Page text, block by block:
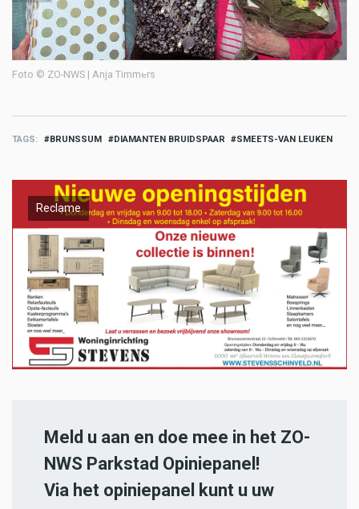
Foto © ZO-NWS | Anja Timmers
TAGS BRUNSSUM DIAMANTEN BRUIDSPAAR SMEETS-VAN LEUKEN
Reclame
Meld u aan en doe mee in het ZO-
NWS Parkstad Opiniepanel!
Via het opiniepanel kunt u uw